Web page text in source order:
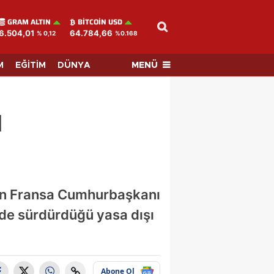
GRAM ALTIN
% 0,12
BITCOIN USD
64.784,66 %0.168
EĞİTİM DÜNYA MENÜ
Fransa Cumhurbaşkanı
sürdürdüğü yasa dışı
Abone Ol